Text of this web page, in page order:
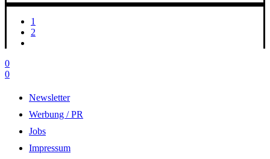
1
2
0
0
Newsletter
Werbung / PR
Jobs
Impressum